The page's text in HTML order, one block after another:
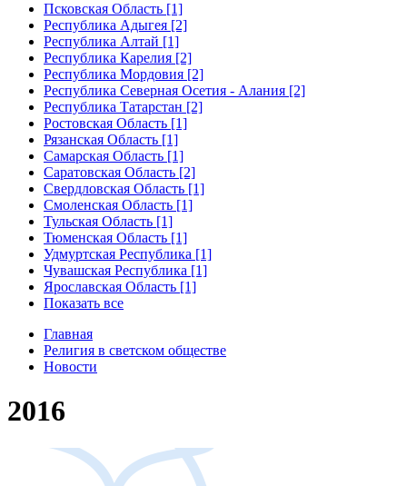
Псковская Область [1]
Республика Адыгея [2]
Республика Алтай [1]
Республика Карелия [2]
Республика Мордовия [2]
Республика Северная Осетия - Алания [2]
Республика Татарстан [2]
Ростовская Область [1]
Рязанская Область [1]
Самарская Область [1]
Саратовская Область [2]
Свердловская Область [1]
Смоленская Область [1]
Тульская Область [1]
Тюменская Область [1]
Удмуртская Республика [1]
Чувашская Республика [1]
Ярославская Область [1]
Показать все
Главная
Религия в светском обществе
Новости
2016